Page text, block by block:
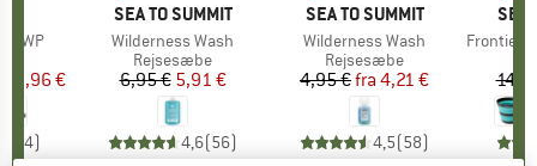
WP
pris
€
4)
MÆRKE
SEA TO SUMMIT
Artikel
Wilderness Wash
Produktgruppe
Rejsesæbe
Pris
6,95 € Nedsat pris
5,91 €
4,6(56)
MÆRKE
SEA TO SUMMIT
Artikel
Wilderness Wash
Produktgruppe
Rejsesæbe
Pris
4,95 € Nedsat pris
fra 4,21 €
4,5(58)
SEA
Artikel
Frontier